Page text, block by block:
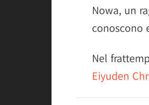
Nowa, un
conoscono
Nel
Eiyuden